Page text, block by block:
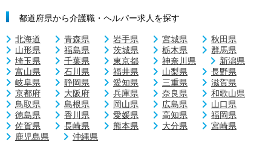
都道府県から介護職・ヘルパー求人を探す
北海道 青森県 岩手県 宮城県
秋田県
山形県
福島県 茨城県 栃木県
群馬県
埼玉県
千葉県 東京都 神奈川県
新潟県
富山県
石川県 福井県 山梨県
長野県
岐阜県
静岡県 愛知県 三重県
滋賀県
京都府
大阪府 兵庫県 奈良県
和歌山県
鳥取県
島根県 岡山県 広島県
山口県
徳島県
香川県 愛媛県 高知県
福岡県
佐賀県
長崎県 熊本県 大分県
宮崎県
鹿児島県
沖縄県